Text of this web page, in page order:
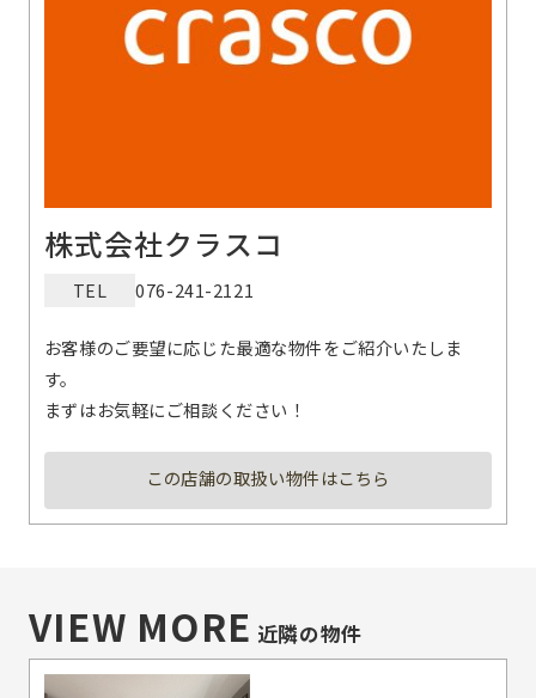
株式会社クラスコ
TEL 076-241-2121
お客様のご要望に応じた最適な物件をご紹介いたしま
す。
まずはお気軽にご相談ください！
この店舗の取扱い物件はこちら
VIEW MORE 近隣の物件